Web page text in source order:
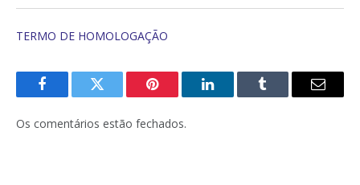
TERMO DE HOMOLOGAÇÃO
FacebookTwitter Pinterest O
Tumblr
E-
Os comentários estão fechados.